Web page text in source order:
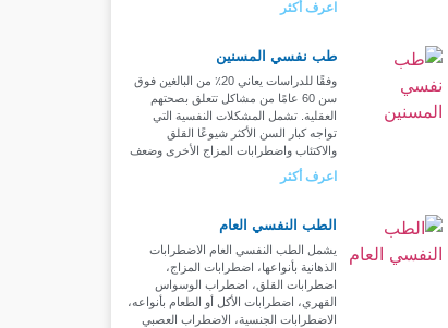
اعرف أكثر
طب نفسي المسنين
وفقًا للدراسات يعاني 20٪ من البالغين فوق
سن 60 عامًا من مشاكل تتعلق بصحتهم
العقلية. تشمل المشكلات النفسية التي
تواجه كبار السن الأكثر شيوعًا القلق
والاكتئاب واضطرابات المزاج الأخرى وضعف
اعرف أكثر
الطب النفسي العام
يشمل الطب النفسي العام الاضطرابات
الذهانية بأنواعها، اضطرابات المزاج،
اضطرابات القلق، اضطراب الوسواس
القهري، اضطرابات الأكل أو الطعام بأنواعه،
الاضطرابات الجنسية، الاضطراب العصبي